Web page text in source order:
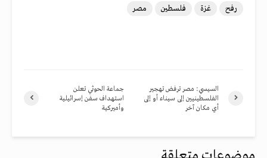
رفح غزة فلسطين مصر
جماعة الحوثي تعلن
استهداف سفن إسرائيلية
وأميركية
السيسي: مصر ترفض تهجير
الفلسطينيين إلى سيناء أو إلى
أي مكان آخر